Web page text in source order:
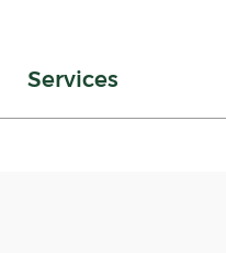
Services